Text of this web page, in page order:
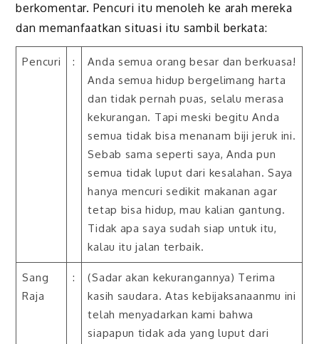
berkomentar. Pencuri itu menoleh ke arah mereka
dan memanfaatkan situasi itu sambil berkata:
Pencuri :
Anda semua orang besar dan berkuasa!
Anda semua hidup bergelimang harta
dan tidak pernah puas, selalu merasa
kekurangan. Tapi meski begitu Anda
semua tidak bisa menanam biji jeruk ini.
Sebab sama seperti saya, Anda pun
semua tidak luput dari kesalahan. Saya
hanya mencuri sedikit makanan agar
tetap bisa hidup, mau kalian gantung.
Tidak apa saya sudah siap untuk itu,
kalau itu jalan terbaik.
Sang
Raja
:
(Sadar akan kekurangannya) Terima
kasih saudara. Atas kebijaksanaanmu ini
telah menyadarkan kami bahwa
siapapun tidak ada yang luput dari